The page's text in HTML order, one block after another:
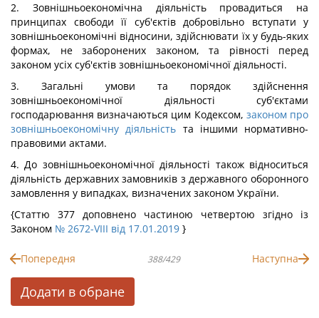
2. Зовнішньоекономічна діяльність провадиться на
принципах свободи її суб'єктів добровільно вступати у
зовнішньоекономічні відносини, здійснювати їх у будь-яких
формах, не заборонених законом, та рівності перед
законом усіх суб'єктів зовнішньоекономічної діяльності.
3. Загальні умови та порядок здійснення
зовнішньоекономічної діяльності суб'єктами
господарювання визначаються цим Кодексом, законом про
зовнішньоекономічну діяльність та іншими нормативно-
правовими актами.
4. До зовнішньоекономічної діяльності також відноситься
діяльність державних замовників з державного оборонного
замовлення у випадках, визначених законом України.
{Статтю 377 доповнено частиною четвертою згідно із
Законом № 2672-VIII від 17.01.2019 }
Попередня 388/429 Наступна
Додати в обране